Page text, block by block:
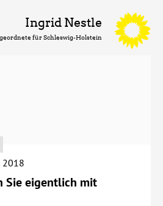
Ingrid Nestle
für Schleswig-Holstein
2018
Sie eigentlich mit